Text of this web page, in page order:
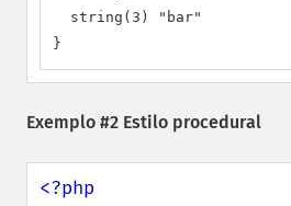
  string(3) "bar"
}
Exemplo #2 Estilo procedural
<?php